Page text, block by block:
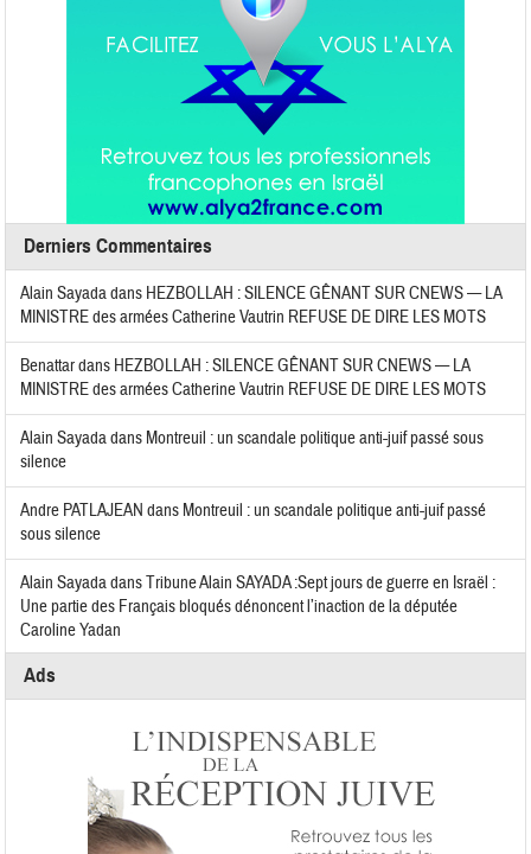
Derniers Commentaires
Alain Sayadadans HEZBOLLAH : SILENCE GÊNANT SUR CNEWS — LA
MINISTRE des armées Catherine Vautrin REFUSE DE DIRE LES MOTS
Benattardans HEZBOLLAH : SILENCE GÊNANT SUR CNEWS — LA
MINISTRE des armées Catherine Vautrin REFUSE DE DIRE LES MOTS
Alain Sayadadans Montreuil : un scandale politique anti-juif passé sous
silence
Andre PATLAJEAN dans Montreuil : un scandale politique anti-juif passé
sous silence
Alain SayadadansTribune Alain SAYADA :Sept jours de guerre en Israël :
Une partie des Français bloqués dénoncent l’inaction de la députée
Caroline Yadan
Ads